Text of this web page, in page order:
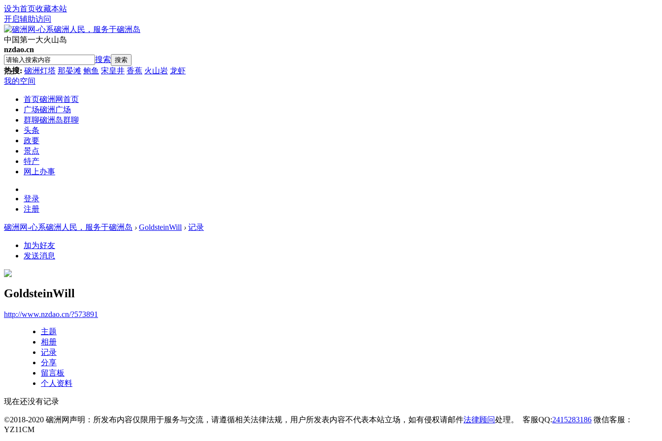
设为首页收藏本站
开启辅助访问
中国第一大火山岛
nzdao.cn
搜索 搜索
热搜: 硇洲灯塔 那晏滩 鲍鱼 宋皇井 香蕉 火山岩 龙虾
我的空间
首页硇洲网首页
广场硇洲广场
群聊硇洲岛群聊
头条
政要
景点
特产
网上办事
登录
注册
硇洲网-心系硇洲人民，服务于硇洲岛 › GoldsteinWill › 记录
加为好友
发送消息
GoldsteinWill
http://www.nzdao.cn/?573891
主题
相册
记录
分享
留言板
个人资料
现在还没有记录
©2018-2020 硇洲网声明：所发布内容仅限用于服务与交流，请遵循相关法律法规，用户所发表内容不代表本站立场，如有侵权请邮件法律顾问处理。 客服QQ:2415283186 微信客服：
YZ11CM